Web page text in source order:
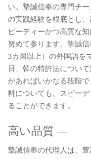
い。摯誠信奉の専門チ
の実践経験を根底とし
ピーディーかつ高質な
努めて参ります。摯誠
3カ国以上）の外国語を
日、韓の特許法につい
があればいかなる段階
料についても、スピー
ることができます。
高い品質 ―
摯誠信奉の代理人は、